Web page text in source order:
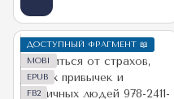
ДОСТУПНЫЙ ФРАГМЕНТ 📖
MOBI
EPUB
FB2